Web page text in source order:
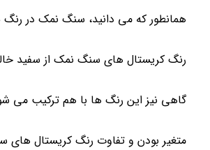
همانطور که می دانید، سنگ نمک در
رنگ کریستال های سنگ نمک از سفید
گاهی نیز این رنگ ها با هم ترکیب می